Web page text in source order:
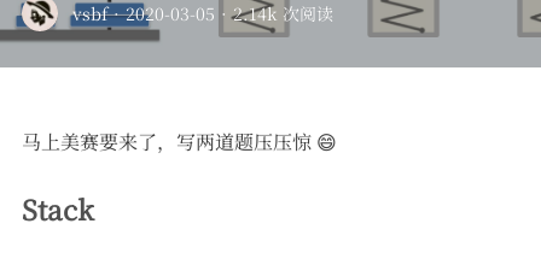
vsbf · 2020-03-05 · 2.14k 次阅读
马上美赛要来了，写两道题压压惊 😄
Stack